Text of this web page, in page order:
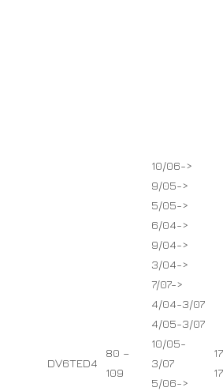
DV6TED4
80 –
109
10/06->
9/05->
5/05->
6/04->
9/04->
3/04->
7/07->
4/04-3/07
4/05-3/07
10/05-
3/07
5/06->